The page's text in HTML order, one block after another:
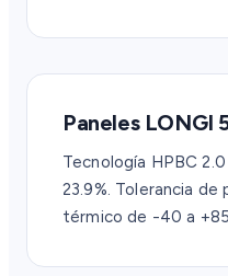
Paneles LONGI
Tecnología HPBC
23.9%. Tolerancia
térmico de -40 a